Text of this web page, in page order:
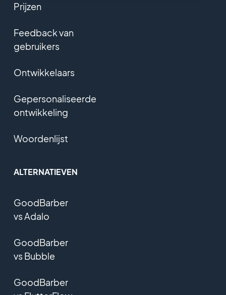
Prijzen
Feedback van
gebruikers
Ontwikkelaars
Gepersonaliseerde
ontwikkeling
Woordenlijst
ALTERNATIEVEN
GoodBarber
vs Adalo
GoodBarber
vs Bubble
GoodBarber